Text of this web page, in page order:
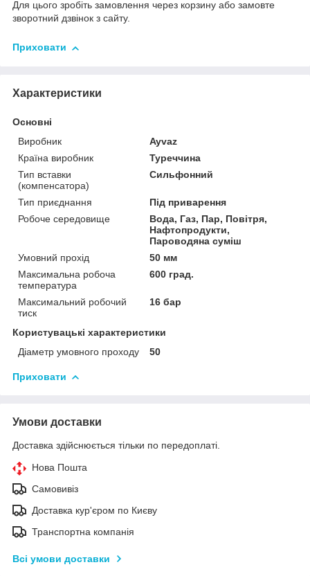
Для цього зробіть замовлення через корзину або замовте
зворотний дзвінок з сайту.
Приховати
Характеристики
Основні
Виробник
Ayvaz
Країна виробник
Туреччина
Тип вставки
(компенсатора)
Сильфонний
Тип приєднання
Під приварення
Робоче середовище
Вода, Газ, Пар, Повітря,
Нафтопродукти,
Пароводяна суміш
Умовний прохід
50 мм
Максимальна робоча
температура
600 град.
Максимальний робочий
тиск
16 бар
Користувацькі характеристики
Діаметр умовного проходу
50
Приховати
Умови доставки
Доставка здійснюється тільки по передоплаті.
Нова Пошта
Самовивіз
Доставка кур'єром по Києву
Транспортна компанія
Всі умови доставки